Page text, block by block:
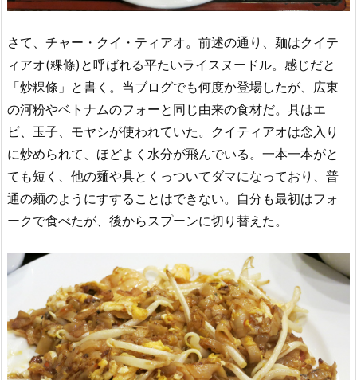
さて、チャー・クイ・ティアオ。前述の通り、麺はクイテ
ィアオ(粿條)と呼ばれる平たいライスヌードル。感じだと
「炒粿條」と書く。当ブログでも何度か登場したが、広東
の河粉やベトナムのフォーと同じ由来の食材だ。具はエ
ビ、玉子、モヤシが使われていた。クイティアオは念入り
に炒められて、ほどよく水分が飛んでいる。一本一本がと
ても短く、他の麺や具とくっついてダマになっており、普
通の麺のようにすすることはできない。自分も最初はフォ
ークで食べたが、後からスプーンに切り替えた。